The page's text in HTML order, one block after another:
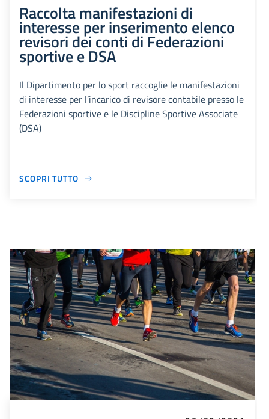
Raccolta manifestazioni di
interesse per inserimento elenco
revisori dei conti di Federazioni
sportive e DSA
Il Dipartimento per lo sport raccoglie le manifestazioni
di interesse per l’incarico di revisore contabile presso le
Federazioni sportive e le Discipline Sportive Associate
(DSA)
SCOPRI TUTTO